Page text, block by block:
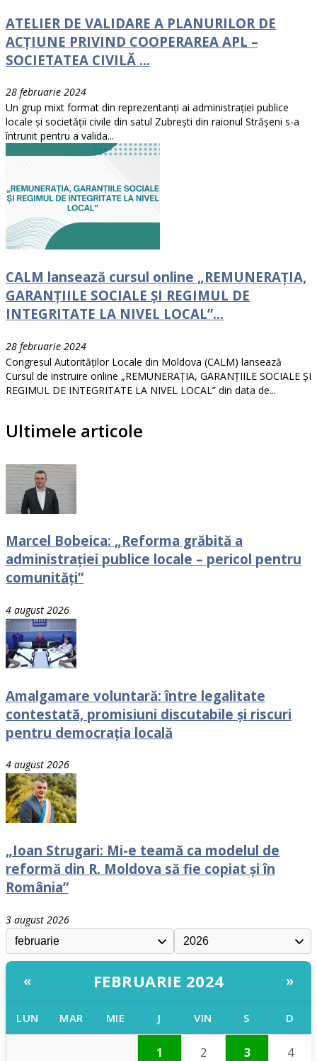
ATELIER DE VALIDARE A PLANURILOR DE
ACŢIUNE PRIVIND COOPERAREA APL –
SOCIETATEA CIVILĂ ...
28 februarie 2024
Un grup mixt format din reprezentanți ai administrației publice
locale și societății civile din satul Zubrești din raionul Strășeni s-a
întrunit pentru a valida...
CALM lansează cursul online „REMUNERAȚIA,
GARANȚIILE SOCIALE ȘI REGIMUL DE
INTEGRITATE LA NIVEL LOCAL”...
28 februarie 2024
Congresul Autorităților Locale din Moldova (CALM) lansează
Cursul de instruire online „REMUNERAȚIA, GARANȚIILE SOCIALE ȘI
REGIMUL DE INTEGRITATE LA NIVEL LOCAL” din data de...
Ultimele articole
Marcel Bobeica: „Reforma grăbită a
administrației publice locale – pericol pentru
comunități”
4 august 2026
Amalgamare voluntară: între legalitate
contestată, promisiuni discutabile și riscuri
pentru democrația locală
4 august 2026
„Ioan Strugari: Mi-e teamă ca modelul de
reformă din R. Moldova să fie copiat și în
România”
3 august 2026
« FEBRUARIE 2024 »
LUN MAR MIE J VIN S D
1 2 3 4